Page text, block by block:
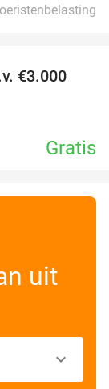
€3.000
Gratis
uit